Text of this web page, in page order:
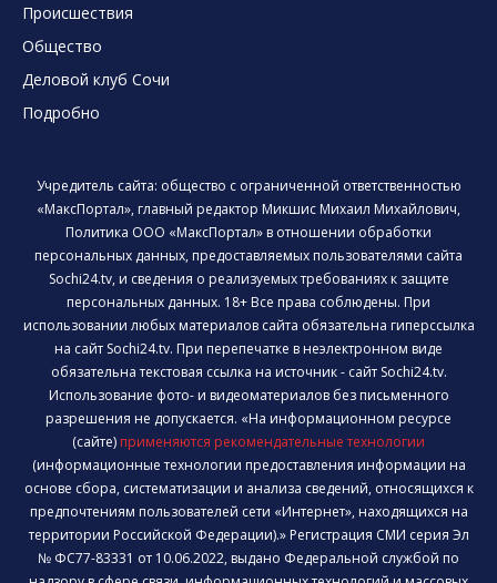
Происшествия
Общество
Деловой клуб Сочи
Подробно
Учредитель сайта: общество с ограниченной ответственностью
«МаксПортал», главный редактор Микшис Михаил Михайлович,
Политика ООО «МаксПортал» в отношении обработки
персональных данных, предоставляемых пользователями сайта
Sochi24.tv, и сведения о реализуемых требованиях к защите
персональных данных. 18+ Все права соблюдены. При
использовании любых материалов сайта обязательна гиперссылка
на сайт Sochi24.tv. При перепечатке в неэлектронном виде
обязательна текстовая ссылка на источник - сайт Sochi24.tv.
Использование фото- и видеоматериалов без письменного
разрешения не допускается. «На информационном ресурсе
(сайте) применяются рекомендательные технологии
(информационные технологии предоставления информации на
основе сбора, систематизации и анализа сведений, относящихся к
предпочтениям пользователей сети «Интернет», находящихся на
территории Российской Федерации).» Регистрация СМИ серия Эл
№ ФС77-83331 от 10.06.2022, выдано Федеральной службой по